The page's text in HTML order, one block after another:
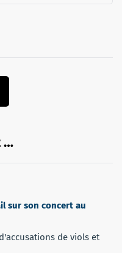
…
sur son concert au
de viols et